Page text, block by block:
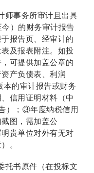
师事务所审计且出具
）的财务审计报告
报告页、经审计的
及报表附注。如投
可提供加盖公章的
产负债表、利润
本的审计报告或财务
信用证明材料（中
）；③年度纳税信用
图，需加盖公
贵单位对外有无对
。
托书原件（在投标文